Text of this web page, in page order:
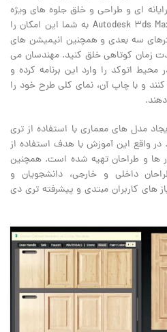
ای و طراحی و خلق جلوه های ویژه
در فیلمها بسیار پرکاربرد است . Autodesk 3ds Max به شما این امکان را
سه بعدی و همچنین انیمیشن های
مدت زمان کوتاهی خلق کنید. مهندسان می
محیط اتوکد را وارد این برنامه کرده و
و با چاپ آن، نمای کلی طرح خود را
مدل های معماری با استفاده از تری
شد. در واقع این آموزش با هدف استفاده از
ها و طراحان تهیه شده است. همچنین
داخلی و خارجی، دانشجویان و
کاربران مبتدی و پیشرفته تری دی